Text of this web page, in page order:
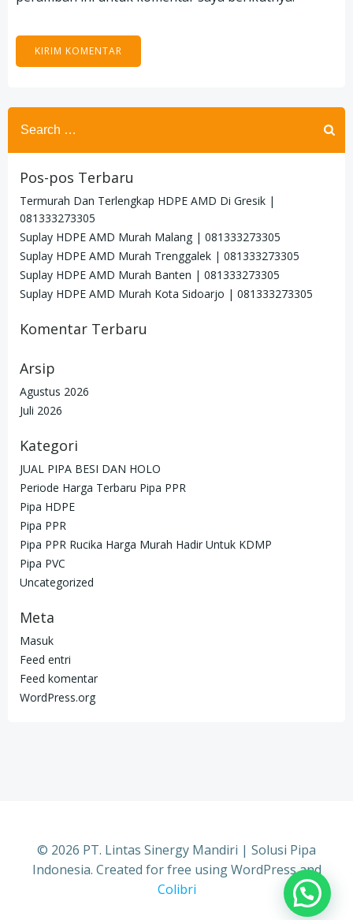
Search
for:
Pos-pos Terbaru
Termurah Dan Terlengkap HDPE AMD Di Gresik |
081333273305
Suplay HDPE AMD Murah Malang | 081333273305
Suplay HDPE AMD Murah Trenggalek | 081333273305
Suplay HDPE AMD Murah Banten | 081333273305
Suplay HDPE AMD Murah Kota Sidoarjo | 081333273305
Komentar Terbaru
Arsip
Agustus 2026
Juli 2026
Kategori
JUAL PIPA BESI DAN HOLO
Periode Harga Terbaru Pipa PPR
Pipa HDPE
Pipa PPR
Pipa PPR Rucika Harga Murah Hadir Untuk KDMP
Pipa PVC
Uncategorized
Meta
Masuk
Feed entri
Feed komentar
WordPress.org
© 2026 PT. Lintas Sinergy Mandiri | Solusi Pipa
Indonesia. Created for free using WordPress and
Colibri